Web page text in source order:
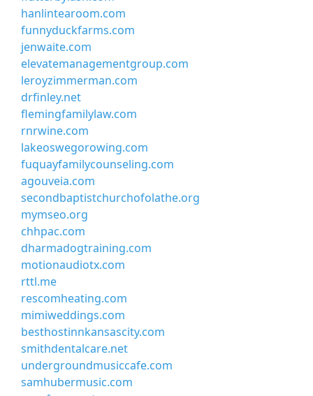
hanlintearoom.com
funnyduckfarms.com
jenwaite.com
elevatemanagementgroup.com
leroyzimmerman.com
drfinley.net
flemingfamilylaw.com
rnrwine.com
lakeoswegorowing.com
fuquayfamilycounseling.com
agouveia.com
secondbaptistchurchofolathe.org
mymseo.org
chhpac.com
dharmadogtraining.com
motionaudiotx.com
rttl.me
rescomheating.com
mimiweddings.com
besthostinnkansascity.com
smithdentalcare.net
undergroundmusiccafe.com
samhubermusic.com